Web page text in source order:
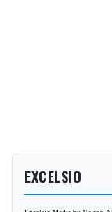
EXCELSIO